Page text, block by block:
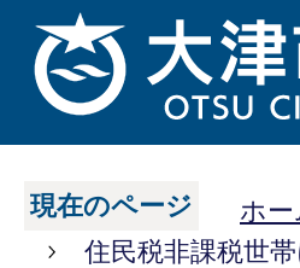
現在のページ ホー
住民税非課税世